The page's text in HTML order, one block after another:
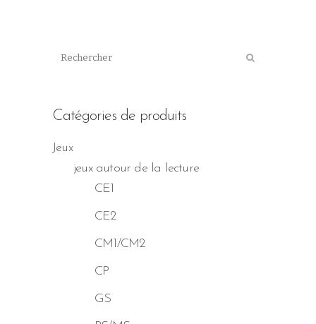
Catégories de produits
Jeux
jeux autour de la lecture
CE1
CE2
CM1/CM2
CP
GS